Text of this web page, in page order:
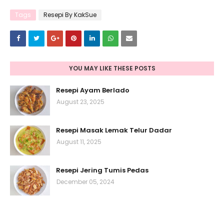
Tags Resepi By KakSue
YOU MAY LIKE THESE POSTS
Resepi Ayam Berlado
August 23, 2025
Resepi Masak Lemak Telur Dadar
August 11, 2025
Resepi Jering Tumis Pedas
December 05, 2024